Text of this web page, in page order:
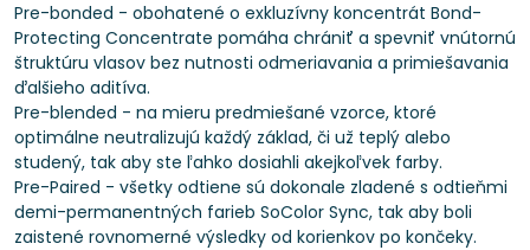
Pre-bonded - obohatené o exkluzívny koncentrát Bond-
Protecting Concentrate pomáha chrániť a spevniť vnútornú
štruktúru vlasov bez nutnosti odmeriavania a primiešavania
ďalšieho aditíva.
Pre-blended - na mieru predmiešané vzorce, ktoré
optimálne neutralizujú každý základ, či už teplý alebo
studený, tak aby ste ľahko dosiahli akejkoľvek farby.
Pre-Paired - všetky odtiene sú dokonale zladené s odtieňmi
demi-permanentných farieb SoColor Sync, tak aby boli
zaistené rovnomerné výsledky od korienkov po končeky.